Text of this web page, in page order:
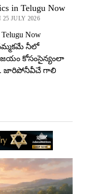
in Telugu Now
JULY 2026
Telugu Now
నీలో
కోసంసైన్యంలా
జారిపోనీవీచే గాలి